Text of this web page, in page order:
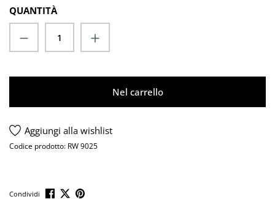
QUANTITÀ
Quantità del prodotto: inserisci la
Nel carrello
Aggiungi alla wishlist
Codice prodotto: RW 9025
Condividi